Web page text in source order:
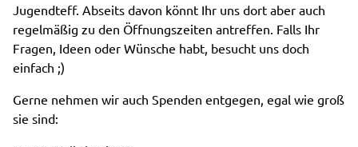
Jugendteff. Abseits davon könnt Ihr uns dort aber auch
regelmäßig zu den Öffnungszeiten antreffen. Falls Ihr
Fragen, Ideen oder Wünsche habt, besucht uns doch
einfach ;)
Gerne nehmen wir auch Spenden entgegen, egal wie groß
sie sind: